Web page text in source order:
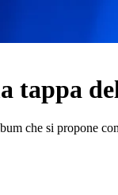
che si propone